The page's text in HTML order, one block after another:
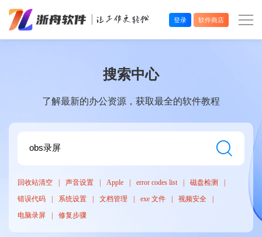
在线应用
登录 软件商店
搜索中心
了解最新的办公资源，获取最全的软件教程
回收站清空 声音设置 Apple error codes list
磁盘检测
错误代码
系统设置 文档管理 exe 文件
视频安全
电脑录屏
修复步骤